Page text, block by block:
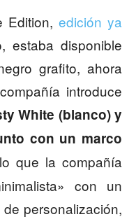
Edition, edición ya
estaba disponible
grafito, ahora
introduce
White (blanco) y
con un marco
que la compañía
con un
personalización,